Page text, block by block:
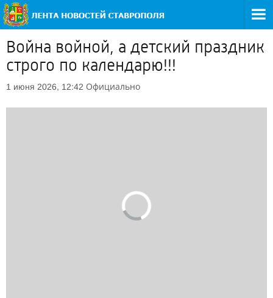
Война войной, а детский праздник
строго по календарю!!!
1 июня 2026, 12:42 Официально